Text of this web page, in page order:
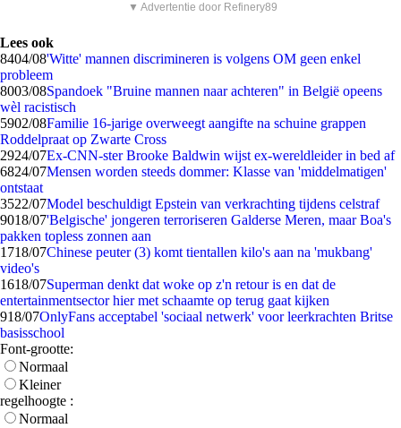
▼ Advertentie door Refinery89
Lees ook
8404/08'Witte' mannen discrimineren is volgens OM geen enkel
probleem
8003/08Spandoek "Bruine mannen naar achteren" in België opeens
wèl racistisch
5902/08Familie 16-jarige overweegt aangifte na schuine grappen
Roddelpraat op Zwarte Cross
2924/07Ex-CNN-ster Brooke Baldwin wijst ex-wereldleider in bed af
6824/07Mensen worden steeds dommer: Klasse van 'middelmatigen'
ontstaat
3522/07Model beschuldigt Epstein van verkrachting tijdens celstraf
9018/07'Belgische' jongeren terroriseren Galderse Meren, maar Boa's
pakken topless zonnen aan
1718/07Chinese peuter (3) komt tientallen kilo's aan na 'mukbang'
video's
1618/07Superman denkt dat woke op z'n retour is en dat de
entertainmentsector hier met schaamte op terug gaat kijken
918/07OnlyFans acceptabel 'sociaal netwerk' voor leerkrachten Britse
basisschool
Font-grootte:
Normaal
Kleiner
regelhoogte :
Normaal